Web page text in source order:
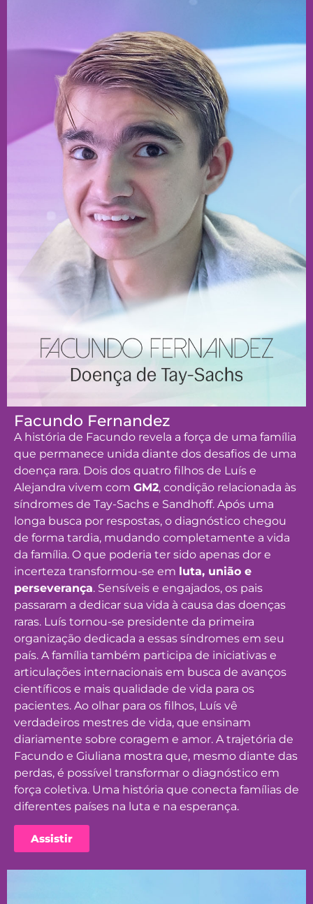
Facundo Fernandez
A história de Facundo revela a força de uma família
que permanece unida diante dos desafios de uma
doença rara. Dois dos quatro filhos de Luís e
Alejandra vivem com GM2, condição relacionada às
síndromes de Tay-Sachs e Sandhoff. Após uma
longa busca por respostas, o diagnóstico chegou
de forma tardia, mudando completamente a vida
da família. O que poderia ter sido apenas dor e
incerteza transformou-se em luta, união e
perseverança. Sensíveis e engajados, os pais
passaram a dedicar sua vida à causa das doenças
raras. Luís tornou-se presidente da primeira
organização dedicada a essas síndromes em seu
país. A família também participa de iniciativas e
articulações internacionais em busca de avanços
científicos e mais qualidade de vida para os
pacientes. Ao olhar para os filhos, Luís vê
verdadeiros mestres de vida, que ensinam
diariamente sobre coragem e amor. A trajetória de
Facundo e Giuliana mostra que, mesmo diante das
perdas, é possível transformar o diagnóstico em
força coletiva. Uma história que conecta famílias de
diferentes países na luta e na esperança.
Assistir